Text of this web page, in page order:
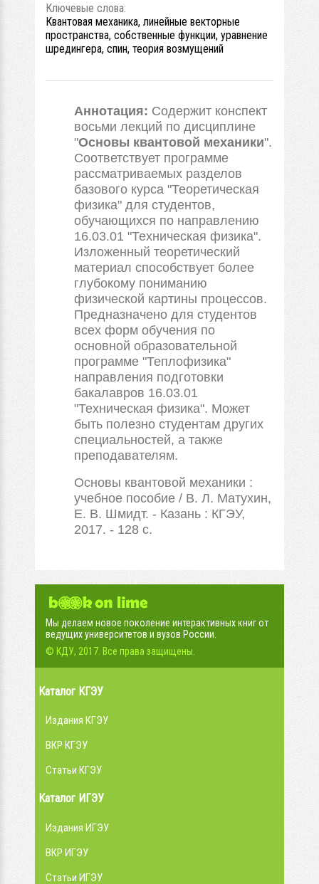
Ключевые слова:
Квантовая механика, линейные векторные
пространства, собственные функции, уравнение
шредингера, спин, теория возмущений
Аннотация: Содержит конспект
восьми лекций по дисциплине
"Основы квантовой механики".
Соответствует программе
рассматриваемых разделов
базового курса "Теоретическая
физика" для студентов,
обучающихся по направлению
16.03.01 "Техническая физика".
Изложенный теоретический
материал способствует более
глубокому пониманию
физической картины процессов.
Предназначено для студентов
всех форм обучения по
основной образовательной
программе "Теплофизика"
направления подготовки
бакалавров 16.03.01
"Техническая физика". Может
быть полезно студентам других
специальностей, а также
преподавателям.
Основы квантовой механики :
учебное пособие / В. Л. Матухин,
Е. В. Шмидт. - Казань : КГЭУ,
2017. - 128 с.
Мы делаем новое поколение интерактивных книг от
ведущих университетов и вузов России.
© КДУ, 2017. Все права защищены.
Каталог КГЭУ
Издания КГЭУ
ВКР КГЭУ
Статьи КГЭУ
Каталог ИГЭУ
Издания ИГЭУ
ВКР ИГЭУ
Статьи ИГЭУ